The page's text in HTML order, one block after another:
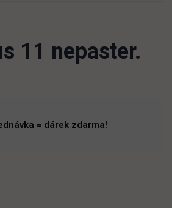
11 nepaster.
= dárek zdarma!